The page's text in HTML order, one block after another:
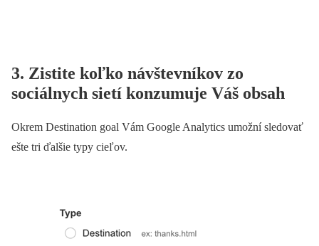
3. Zistite koľko návštevníkov zo
sociálnych sietí konzumuje Váš obsah
Okrem Destination goal Vám Google Analytics umožní sledovať
ešte tri ďalšie typy cieľov.